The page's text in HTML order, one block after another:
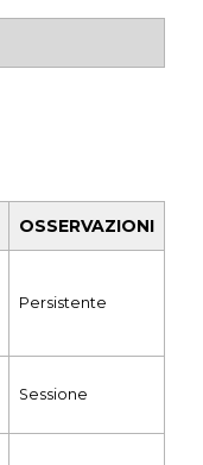
OSSERVAZIONI
Persistente
Sessione